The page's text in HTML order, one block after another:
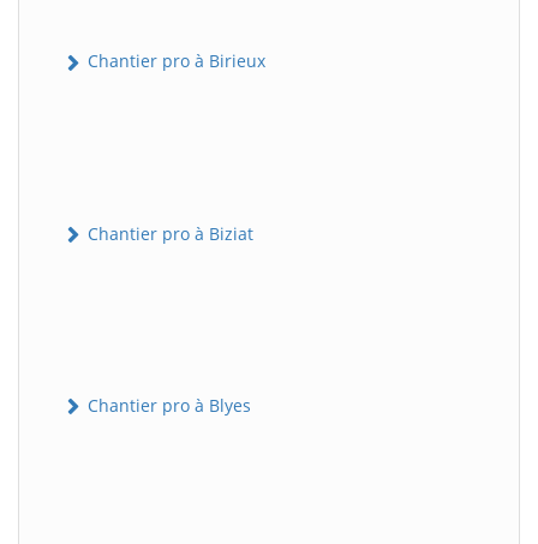
Chantier pro à Birieux
Chantier pro à Biziat
Chantier pro à Blyes